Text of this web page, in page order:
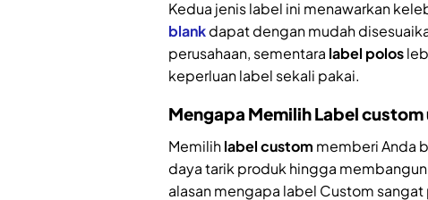
Kedua jenis label ini menawarkan
blankdapat dengan mudah
perusahaan, sementara label polos
keperluan label sekali pakai.
Mengapa Memilih Label
Memilihlabel custom memberi Anda
daya tarik produk hingga
alasan mengapa label Custom